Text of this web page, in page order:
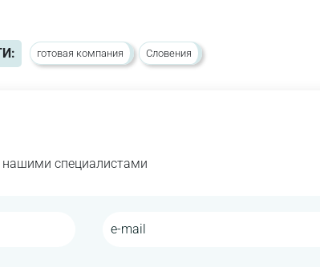
готовая компания Словения
нашими специалистами